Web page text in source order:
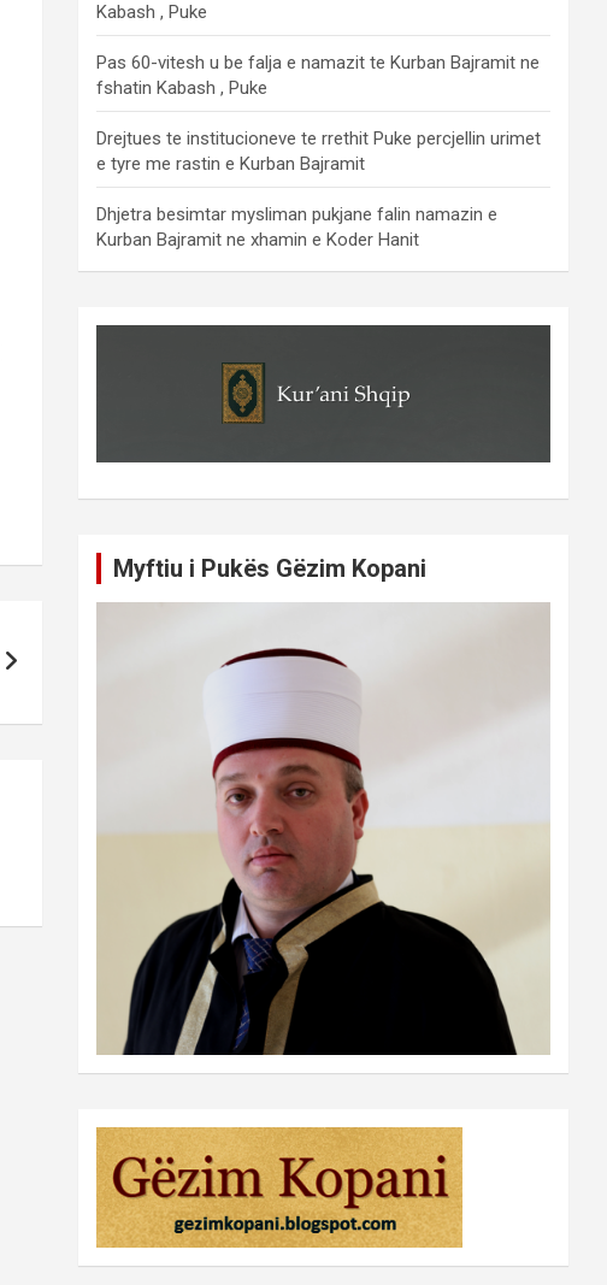
Kabash , Puke
Pas 60-vitesh u be falja e namazit te Kurban Bajramit ne
fshatin Kabash , Puke
Drejtues te institucioneve te rrethit Puke percjellin urimet
e tyre me rastin e Kurban Bajramit
Dhjetra besimtar mysliman pukjane falin namazin e
Kurban Bajramit ne xhamin e Koder Hanit
Myftiu i Pukës Gëzim Kopani